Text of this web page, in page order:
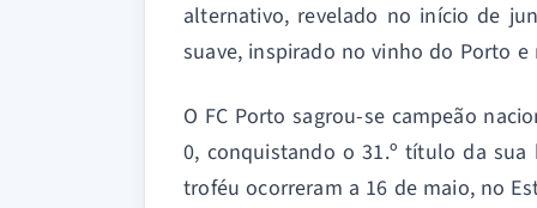
alternativo, revelado no início de
suave, inspirado no vinho do Porto
O FC Porto sagrou-se campeão
0, conquistando o 31.º título da
troféu ocorreram a 16 de maio, no